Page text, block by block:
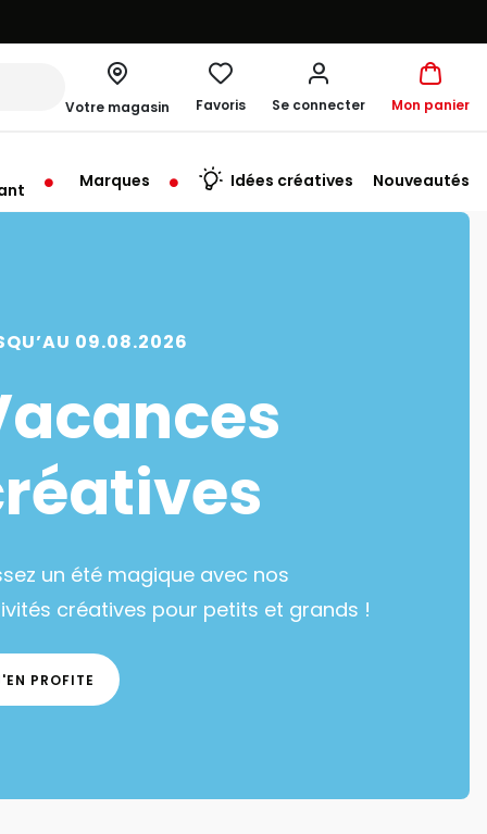
Votre magasin
à 10:00
Favoris Se connecter Mon panier
Marques Idées créatives Nouveautés
09.08.2026
un été magique avec nos
créatives pour petits et grands !
PROFITE